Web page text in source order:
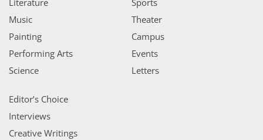
Literature
Music
Painting
Performing Arts
Science
Sports
Theater
Campus
Events
Letters
Editor’s Choice
Interviews
Creative Writings